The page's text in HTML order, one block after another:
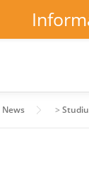
News >